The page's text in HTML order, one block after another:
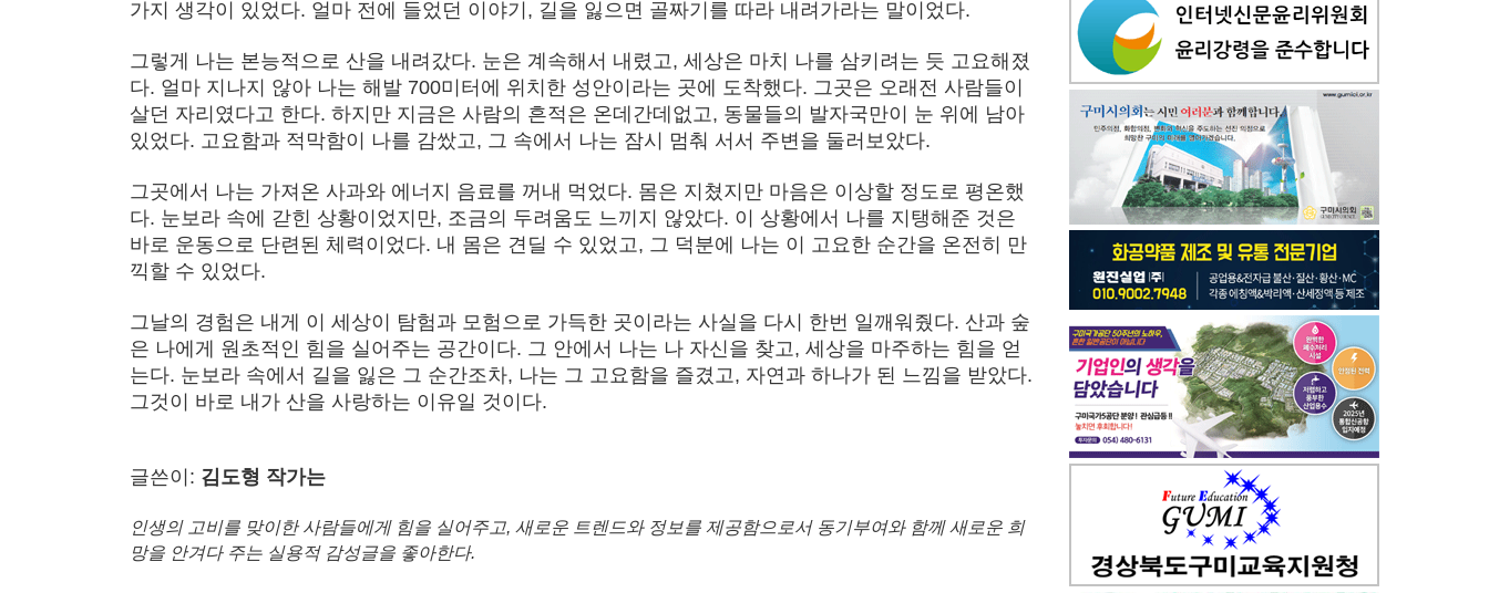
가지 생각이 있었다. 얼마 전에 들었던 이야기, 길을 잃으면 골짜기를 따라 내려가라는 말이었다.
그렇게 나는 본능적으로 산을 내려갔다. 눈은 계속해서 내렸고, 세상은 마치 나를 삼키려는 듯 고요해졌
다. 얼마 지나지 않아 나는 해발 700미터에 위치한 성안이라는 곳에 도착했다. 그곳은 오래전 사람들이
살던 자리였다고 한다. 하지만 지금은 사람의 흔적은 온데간데없고, 동물들의 발자국만이 눈 위에 남아
있었다. 고요함과 적막함이 나를 감쌌고, 그 속에서 나는 잠시 멈춰 서서 주변을 둘러보았다.
그곳에서 나는 가져온 사과와 에너지 음료를 꺼내 먹었다. 몸은 지쳤지만 마음은 이상할 정도로 평온했
다. 눈보라 속에 갇힌 상황이었지만, 조금의 두려움도 느끼지 않았다. 이 상황에서 나를 지탱해준 것은
바로 운동으로 단련된 체력이었다. 내 몸은 견딜 수 있었고, 그 덕분에 나는 이 고요한 순간을 온전히 만
끽할 수 있었다.
그날의 경험은 내게 이 세상이 탐험과 모험으로 가득한 곳이라는 사실을 다시 한번 일깨워줬다. 산과 숲
은 나에게 원초적인 힘을 실어주는 공간이다. 그 안에서 나는 나 자신을 찾고, 세상을 마주하는 힘을 얻
는다. 눈보라 속에서 길을 잃은 그 순간조차, 나는 그 고요함을 즐겼고, 자연과 하나가 된 느낌을 받았다.
그것이 바로 내가 산을 사랑하는 이유일 것이다.
글쓴이: 김도형 작가는
인생의 고비를 맞이한 사람들에게 힘을 실어주고, 새로운 트렌드와 정보를 제공함으로서 동기부여와 함께 새로운 희
망을 안겨다 주는 실용적 감성글을 좋아한다.